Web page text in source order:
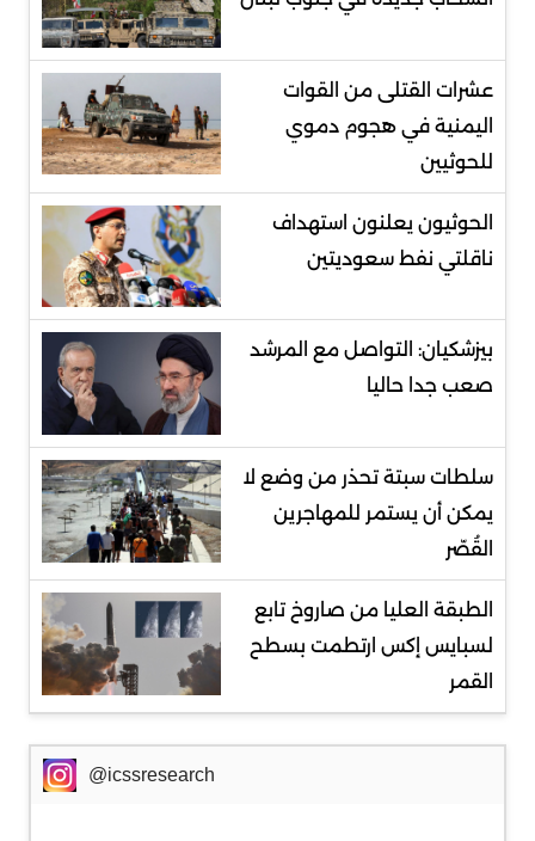
عشرات القتلى من القوات
اليمنية في هجوم دموي
للحوثيين
الحوثيون يعلنون استهداف
ناقلتي نفط سعوديتين
بيزشكيان: التواصل مع المرشد
صعب جدا حاليا
سلطات سبتة تحذر من وضع لا
يمكن أن يستمر للمهاجرين
القُصّر
الطبقة العليا من صاروخ تابع
لسبايس إكس ارتطمت بسطح
القمر
@icssresearch